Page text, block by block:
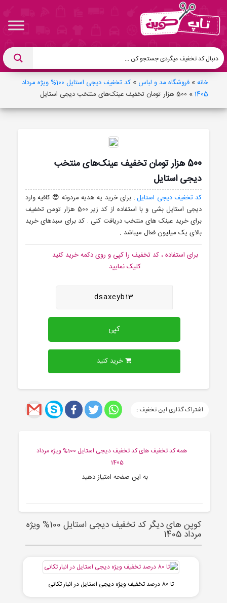
خانه» فروشگاه مد و لباس »
کد تخفیف دیجی استایل 100% ویژه مرداد
1405
» 500 هزار تومان تخفیف عینک‌های منتخب دیجی استایل
500 هزار تومان تخفیف عینک‌های منتخب
دیجی استایل
کد تخفیف دیجی استایل: برای خرید یه هدیه مردونه 😎 کافیه وارد
دیجی استایل بشی و با استفاده از کد زیر 500 هزار تومن تخفیف
برای خرید عینک های منتخب دریافت کنی . کد برای سبدهای خرید
بالای یک میلیون فعال میباشد .
برای استفاده ، کد تخفیف را کپی و روی دکمه خرید کنید
کلیک نمایید
dsaxeyb13
کپی
خرید کنید
اشتراک گذاری این تخفیف :
همه کد تخفیف های کد تخفیف دیجی استایل 100% ویژه مرداد
1405
به این صفحه امتیاز دهید
کوپن های دیگر کد تخفیف دیجی استایل 100% ویژه
مرداد 1405
تا 80 درصد تخفیف ویژه دیجی استایل در انبار تکانی